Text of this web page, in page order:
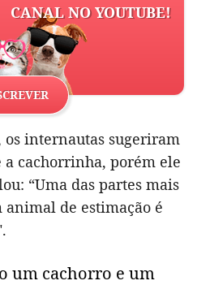
CANAL NO YOUTUBE!
os internautas sugeriram
a cachorrinha, porém ele
“Uma das partes mais
de estimação é
um cachorro e um